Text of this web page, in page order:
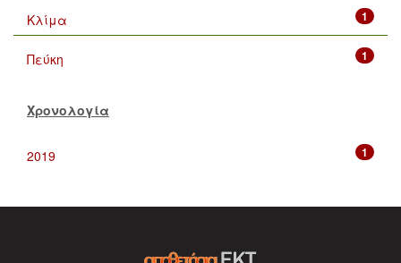
1
Κλίμα
1
Πεύκη
Χρονολογία
1
2019